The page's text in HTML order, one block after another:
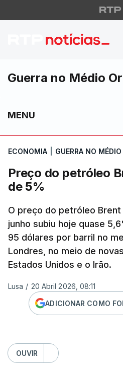
Preço do
Guerra no Médio
MENU
ECONOMIA GUERRA NO
Preço do petróleo
de 5%
O preço do petróleo
junho subiu hoje quase
95 dólares por barril no
Londres, no meio de
Estados Unidos e o Irão.
Lusa / 20 Abril 2026, 08:11
ADICIONAR COMO
OUVIR